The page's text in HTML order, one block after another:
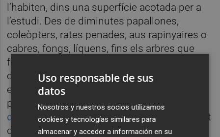
l’habiten, dins una superfície acotada per a
l’estudi. Des de diminutes papallones,
coleòpters, rates penades, aus rapinyaires o
cabres, fongs, líquens, fins els arbres que
formen el bosc. Tota forma de vida es
comptabilitzada per zoòlegs, botànics,
ecòlegs, geòlegs i tot tipus d’investigadors
perquè puguen entrar a formar part del
de Dades de la Generalitat,que en el moment
d’escriure el present article conté 19.262
Uso responsable de sus
datos
Nosotros y nuestros socios utilizamos
cookies y tecnologías similares para
almacenar y acceder a información en su